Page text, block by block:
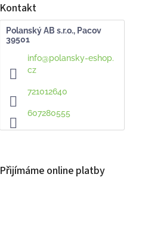
Kontakt
Polanský AB s.r.o., Pacov
39501
info@polansky-eshop.
cz
721012640
607280555
Přijímáme online platby